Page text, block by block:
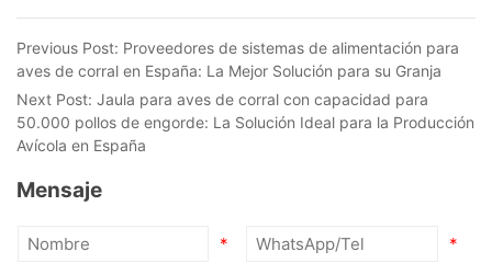
Previous Post: Proveedores de sistemas de alimentación para
aves de corral en España: La Mejor Solución para su Granja
Next Post: Jaula para aves de corral con capacidad para
50.000 pollos de engorde: La Solución Ideal para la Producción
Avícola en España
Mensaje
* *